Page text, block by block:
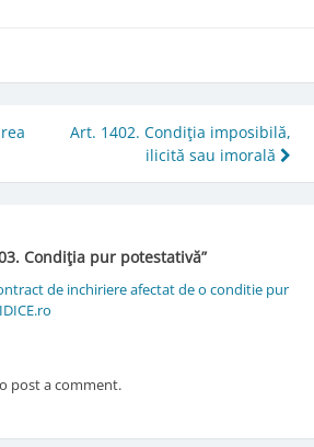
Art. 1402. Condiţia imposibilă,
ilicită sau imorală
Condiţia pur potestativă”
de inchiriere afectat de o conditie pur
post a comment.